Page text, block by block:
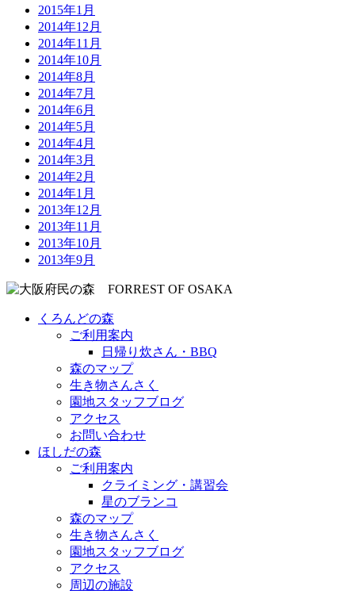
2015年1月
2014年12月
2014年11月
2014年10月
2014年8月
2014年7月
2014年6月
2014年5月
2014年4月
2014年3月
2014年2月
2014年1月
2013年12月
2013年11月
2013年10月
2013年9月
くろんどの森
ご利用案内
日帰り炊さん・BBQ
森のマップ
生き物さんさく
園地スタッフブログ
アクセス
お問い合わせ
ほしだの森
ご利用案内
クライミング・講習会
星のブランコ
森のマップ
生き物さんさく
園地スタッフブログ
アクセス
周辺の施設